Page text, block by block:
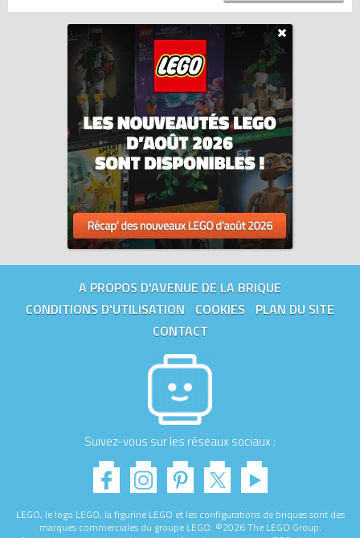
A PROPOS D'AVENUE DE LA BRIQUE
CONDITIONS D'UTILISATION
COOKIES
PLAN DU SITE
CONTACT
Suivez-vous sur les réseaux sociaux :
LEGO, le logo LEGO, la figurine LEGO et les configurations de briques sont des
marques commerciales du groupe LEGO. ©2026 The LEGO Group.